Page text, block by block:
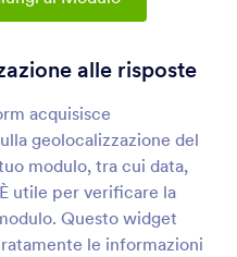
alle risposte
acquisisce
geolocalizzazione del
modulo, tra cui data,
utile per verificare la
Questo widget
le informazioni
i loro invii di
Modulo
quando è